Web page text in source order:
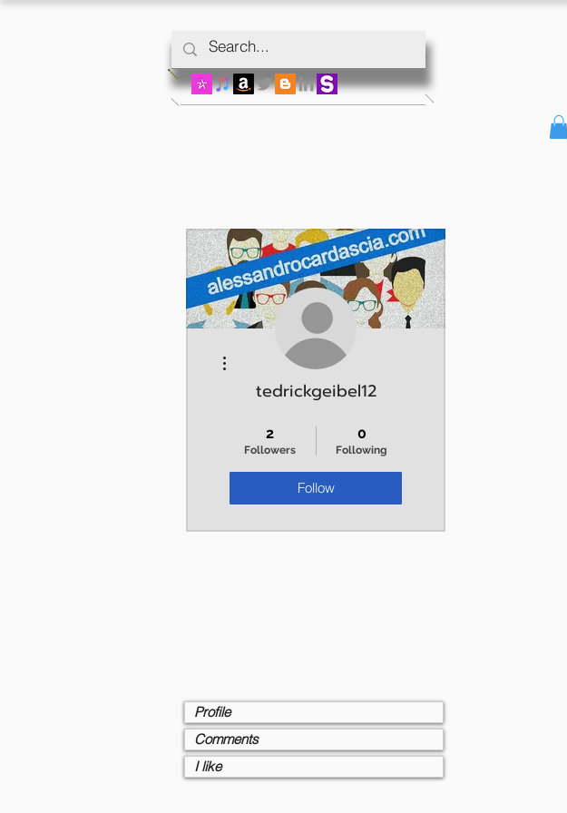
tedrickgeibel12
2
Followers
0
Following
Follow
More actions
Profile
Comments
I like